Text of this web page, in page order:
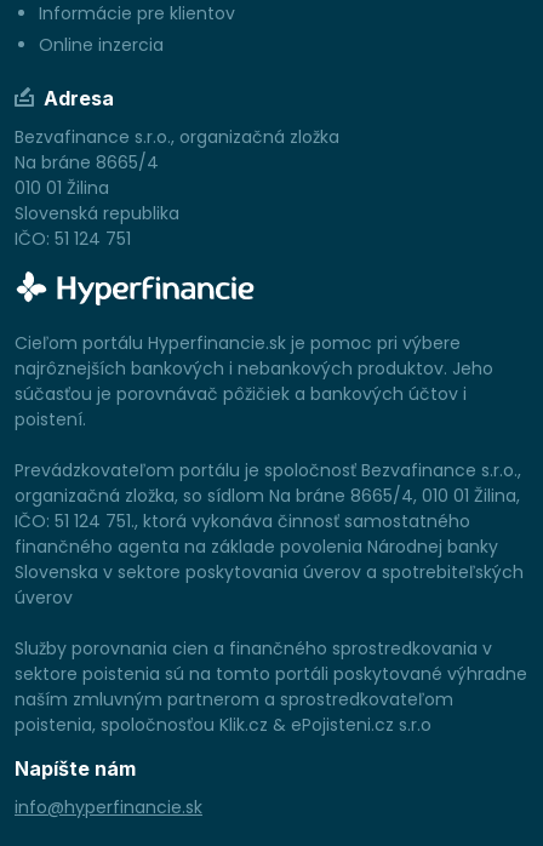
Informácie pre klientov
Online inzercia
Adresa
Bezvafinance s.r.o., organizačná zložka
Na bráne 8665/4
010 01 Žilina
Slovenská republika
IČO: 51 124 751
Cieľom portálu Hyperfinancie.sk je pomoc pri výbere
najrôznejších bankových i nebankových produktov. Jeho
súčasťou je porovnávač pôžičiek a bankových účtov i
poistení.
Prevádzkovateľom portálu je spoločnosť Bezvafinance s.r.o.,
organizačná zložka, so sídlom Na bráne 8665/4, 010 01 Žilina,
IČO: 51 124 751., ktorá vykonáva činnosť samostatného
finančného agenta na základe povolenia Národnej banky
Slovenska v sektore poskytovania úverov a spotrebiteľských
úverov
Služby porovnania cien a finančného sprostredkovania v
sektore poistenia sú na tomto portáli poskytované výhradne
naším zmluvným partnerom a sprostredkovateľom
poistenia, spoločnosťou Klik.cz & ePojisteni.cz s.r.o
Napíšte nám
info@hyperfinancie.sk